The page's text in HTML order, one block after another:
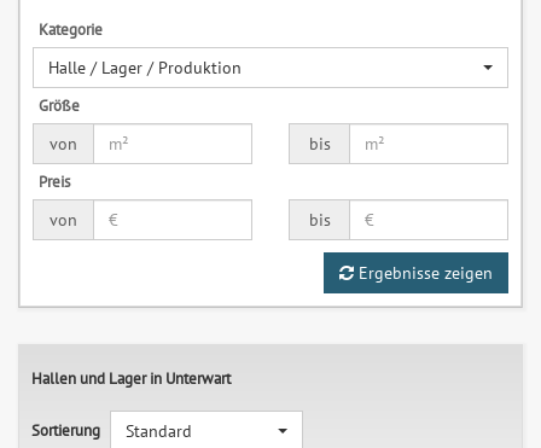
Kategorie
Halle / Lager / Produktion
Größe
von
bis
Preis
von
bis
Ergebnisse zeigen
Hallen und Lager in Unterwart
Sortierung
Standard